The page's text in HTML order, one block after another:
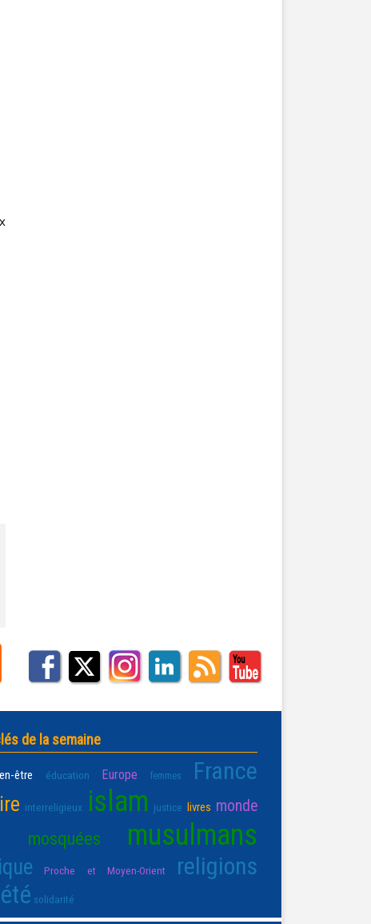
de la semaine
être éducation Europe femmes France
interreligieux islam justice livres monde
mosquées musulmans
Proche et Moyen-Orient religions
solidarité